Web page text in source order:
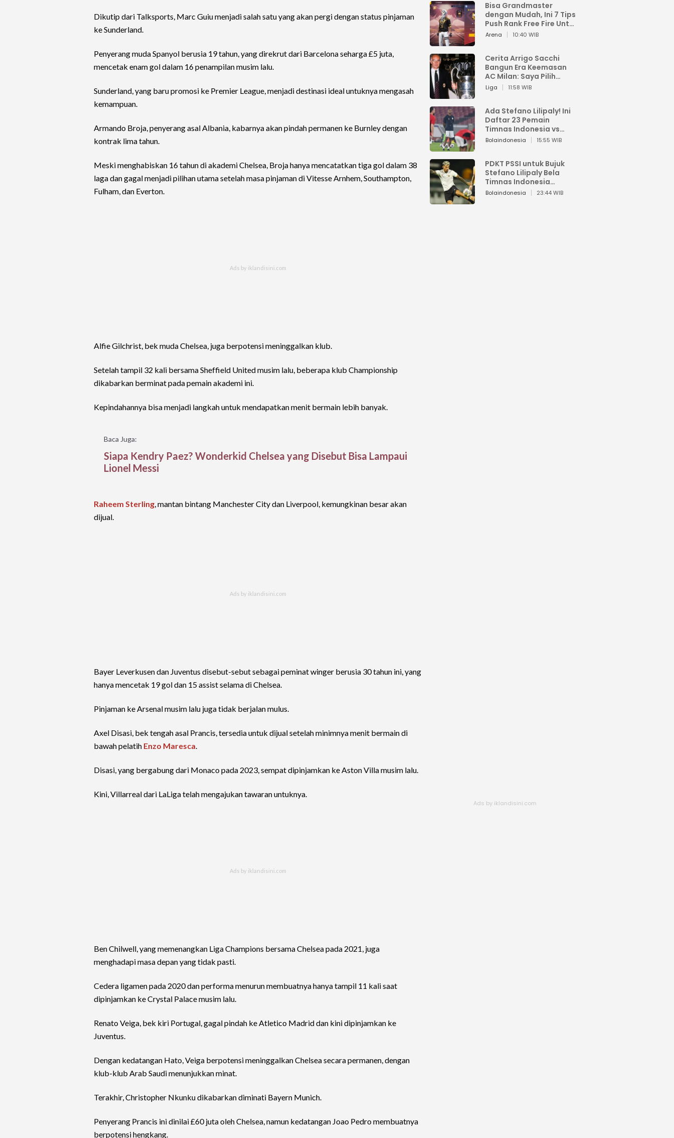
Dikutip dari Talksports, Marc Guiu menjadi salah satu yang akan pergi dengan status pinjaman
ke Sunderland.
Penyerang muda Spanyol berusia 19 tahun, yang direkrut dari Barcelona seharga £5 juta,
mencetak enam gol dalam 16 penampilan musim lalu.
Sunderland, yang baru promosi ke Premier League, menjadi destinasi ideal untuknya mengasah
kemampuan.
Armando Broja, penyerang asal Albania, kabarnya akan pindah permanen ke Burnley dengan
kontrak lima tahun.
Meski menghabiskan 16 tahun di akademi Chelsea, Broja hanya mencatatkan tiga gol dalam 38
laga dan gagal menjadi pilihan utama setelah masa pinjaman di Vitesse Arnhem, Southampton,
Fulham, dan Everton.
Alfie Gilchrist, bek muda Chelsea, juga berpotensi meninggalkan klub.
Setelah tampil 32 kali bersama Sheffield United musim lalu, beberapa klub Championship
dikabarkan berminat pada pemain akademi ini.
Kepindahannya bisa menjadi langkah untuk mendapatkan menit bermain lebih banyak.
Baca Juga:
Siapa Kendry Paez? Wonderkid Chelsea yang Disebut Bisa Lampaui
Lionel Messi
Raheem Sterling, mantan bintang Manchester City dan Liverpool, kemungkinan besar akan
dijual.
Bayer Leverkusen dan Juventus disebut-sebut sebagai peminat winger berusia 30 tahun ini, yang
hanya mencetak 19 gol dan 15 assist selama di Chelsea.
Pinjaman ke Arsenal musim lalu juga tidak berjalan mulus.
Axel Disasi, bek tengah asal Prancis, tersedia untuk dijual setelah minimnya menit bermain di
bawah pelatih Enzo Maresca.
Disasi, yang bergabung dari Monaco pada 2023, sempat dipinjamkan ke Aston Villa musim lalu.
Kini, Villarreal dari LaLiga telah mengajukan tawaran untuknya.
Ben Chilwell, yang memenangkan Liga Champions bersama Chelsea pada 2021, juga
menghadapi masa depan yang tidak pasti.
Cedera ligamen pada 2020 dan performa menurun membuatnya hanya tampil 11 kali saat
dipinjamkan ke Crystal Palace musim lalu.
Renato Veiga, bek kiri Portugal, gagal pindah ke Atletico Madrid dan kini dipinjamkan ke
Juventus.
Dengan kedatangan Hato, Veiga berpotensi meninggalkan Chelsea secara permanen, dengan
klub-klub Arab Saudi menunjukkan minat.
Terakhir, Christopher Nkunku dikabarkan diminati Bayern Munich.
Penyerang Prancis ini dinilai £60 juta oleh Chelsea, namun kedatangan Joao Pedro membuatnya
berpotensi hengkang.
Bisa Grandmaster
dengan Mudah, Ini 7 Tips
Push Rank Free Fire Untuk
Pemula
Arena 10:40 WIB
Cerita Arrigo Sacchi
Bangun Era Keemasan
AC Milan: Saya Pilih
Pemain dari Isi Otaknya
Liga 11:58 WIB
Ada Stefano Lilipaly! Ini
Daftar 23 Pemain
Timnas Indonesia vs
China
Bolaindonesia 15:55 WIB
PDKT PSSI untuk Bujuk
Stefano Lilipaly Bela
Timnas Indonesia
Berakhir Berantakan
Bolaindonesia 23:44 WIB